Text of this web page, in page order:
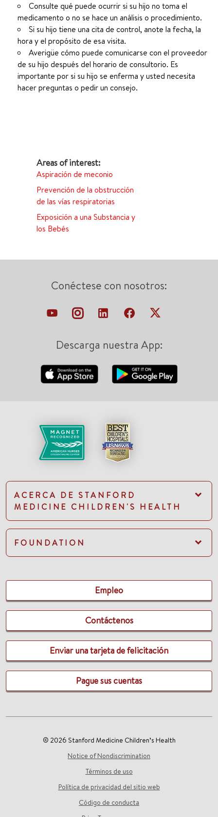
Consulte qué puede ocurrir si su hijo no toma el
medicamento o no se hace un análisis o procedimiento.
Si su hijo tiene una cita de control, anote la fecha, la
hora y el propósito de esa visita.
Averigüe cómo puede comunicarse con el proveedor
de su hijo después del horario de consultorio. Es
importante por si su hijo se enferma y usted necesita
hacer preguntas o pedir un consejo.
Aspiración de meconio
Prevención de la obstrucción
de las vías respiratorias
Exposición a una Substancia y
los Bebés
Conéctese con nosotros:
Descarga nuestra App:
ACERCA DE STANFORD
MEDICINE CHILDREN'S HEALTH
FOUNDATION
Empleo
Contáctenos
Enviar una tarjeta de felicitación
Pague sus cuentas
© 2026 Stanford Medicine Children’s Health
Notice of Nondiscrimination
Términos de uso
Política de privacidad del sitio web
Código de conducta